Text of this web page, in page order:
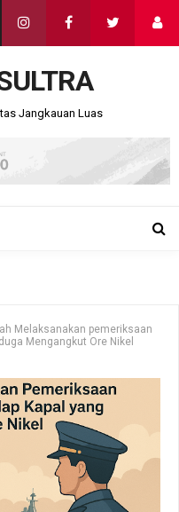
Jangkauan Luas
Melaksanakan pemeriksaan
Mengangkut Ore Nikel